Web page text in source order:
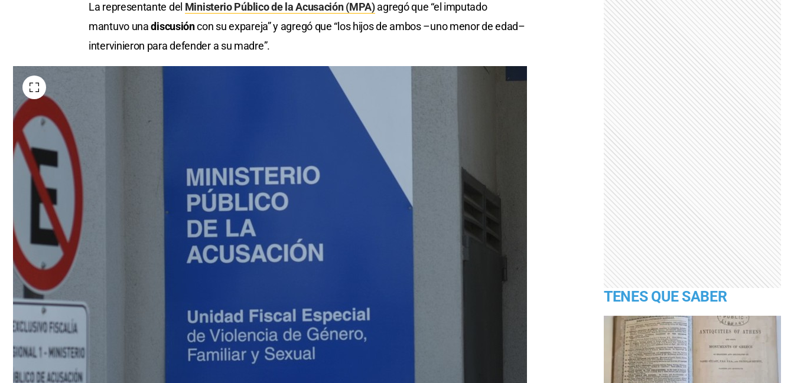
La representante del Ministerio Público de la Acusación (MPA)agregó que “el imputado
mantuvo unadiscusióncon su expareja” y agregó que “los hijos de ambos –uno menor de edad–
intervinieron para defender a su madre”.
TENES QUE SABER